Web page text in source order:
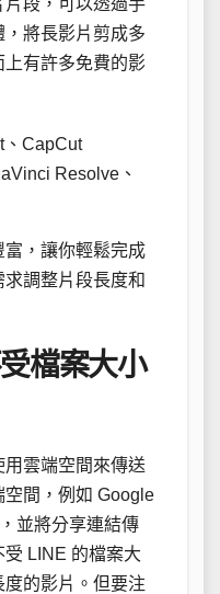
段，可以透過手
將長影片剪成多
有許多免費的影
、CapCut
Resolve、
，讓你輕鬆完成
調整片段長度和
檔案大小
雲端空間來傳送
間，例如 Google
並將分享連結傳
LINE 的檔案大
的影片。但要注